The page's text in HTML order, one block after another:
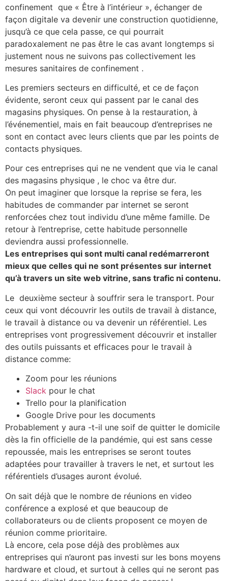
confinement que « Être à l’intérieur », échanger de
façon digitale va devenir une construction quotidienne,
jusqu’à ce que cela passe, ce qui pourrait
paradoxalement ne pas être le cas avant longtemps si
justement nous ne suivons pas collectivement les
mesures sanitaires de confinement .
Les premiers secteurs en difficulté, et ce de façon
évidente, seront ceux qui passent par le canal des
magasins physiques. On pense à la restauration, à
l’événementiel, mais en fait beaucoup d’entreprises ne
sont en contact avec leurs clients que par les points de
contacts physiques.
Pour ces entreprises qui ne ne vendent que via le canal
des magasins physique , le choc va être dur.
​On peut imaginer que lorsque la reprise se fera, les
habitudes de commander par internet se seront
renforcées chez tout individu d’une même famille. De
retour à l’entreprise, cette habitude personnelle
deviendra aussi professionnelle.
Les entreprises qui sont multi canal redémarreront
mieux que celles qui ne sont présentes sur internet
qu’à travers un site web vitrine, sans trafic ni contenu.
Le deuxième secteur à souffrir sera le transport. Pour
ceux qui vont découvrir les outils de travail à distance,
le travail à distance ou va devenir un référentiel. Les
entreprises vont progressivement découvrir et installer
des outils puissants et efficaces pour le travail à
distance comme:
Zoom pour les réunions
Slack pour le chat
Trello pour la planification
Google Drive pour les documents
Probablement y aura -t-il une soif de quitter le domicile
dès la fin officielle de la pandémie, qui est sans cesse
repoussée, mais les entreprises se seront toutes
adaptées pour travailler à travers le net, et surtout les
référentiels d’usages auront évolué.
On sait déjà que le nombre de réunions en video
conférence a explosé et que beaucoup de
collaborateurs ou de clients proposent ce moyen de
réunion comme prioritaire.
Là encore, cela pose déjà des problèmes aux
entreprises qui n’auront pas investi sur les bons moyens
hardware et cloud, et surtout à celles qui ne seront pas